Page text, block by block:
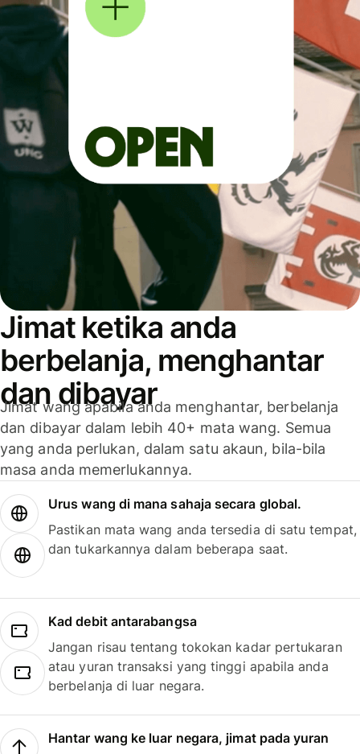
Jimat ketika anda
berbelanja, menghantar
dan dibayar
Jimat wang apabila anda menghantar, berbelanja
dan dibayar dalam lebih 40+ mata wang. Semua
yang anda perlukan, dalam satu akaun, bila-bila
masa anda memerlukannya.
Urus wang di mana sahaja secara global.
Pastikan mata wang anda tersedia di satu tempat,
dan tukarkannya dalam beberapa saat.
Kad debit antarabangsa
Jangan risau tentang tokokan kadar pertukaran
atau yuran transaksi yang tinggi apabila anda
berbelanja di luar negara.
Hantar wang ke luar negara, jimat pada yuran